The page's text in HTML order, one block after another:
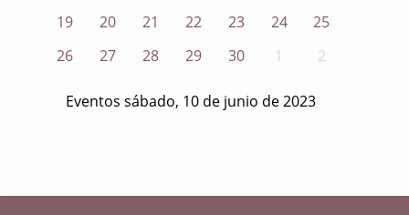
19
20 21 22 23 24
25
26
27 28 29 30 1 2
Eventos sábado, 10 de junio de 2023